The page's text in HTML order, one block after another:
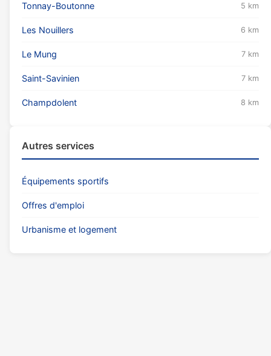
Tonnay-Boutonne 5 km
Les Nouillers 6 km
Le Mung 7 km
Saint-Savinien 7 km
Champdolent 8 km
Autres services
Équipements sportifs
Offres d'emploi
Urbanisme et logement